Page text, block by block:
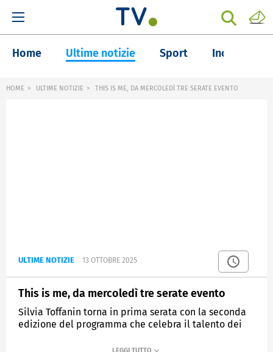
Home Ultime notizie Sport Inchieste
HOME ULTIME NOTIZIE THIS IS ME, DA MERCOLEDÌ TRE SERATE EVENTO
ULTIME NOTIZIE 13 OTTOBRE 2025
This is me, da mercoledì tre serate evento
Silvia Toffanin torna in prima serata con la seconda
edizione del programma che celebra il talento dei